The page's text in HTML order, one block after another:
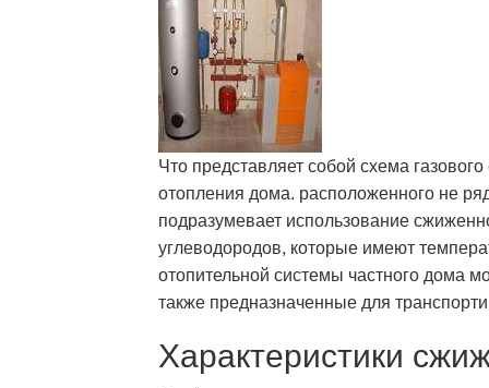
Что представляет собой схема газового
отопления дома. расположенного не
подразумевает использование
углеводородов, которые имеют
отопительной системы частного дома
также предназначенные для
Характеристики